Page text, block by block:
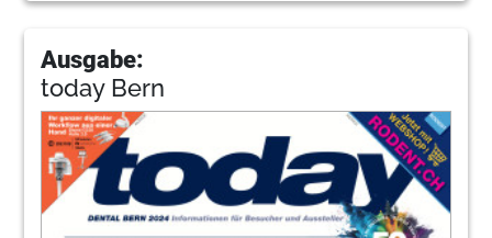
Ausgabe:
today Bern